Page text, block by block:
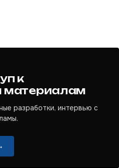
к
материалам
разработки, интервью с